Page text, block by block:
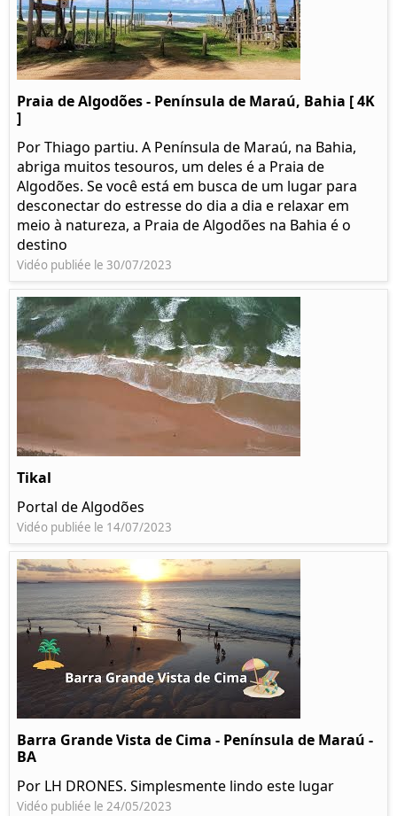
Praia de Algodões - Península de Maraú, Bahia [ 4K
]
Por Thiago partiu. A Península de Maraú, na Bahia,
abriga muitos tesouros, um deles é a Praia de
Algodões. Se você está em busca de um lugar para
desconectar do estresse do dia a dia e relaxar em
meio à natureza, a Praia de Algodões na Bahia é o
destino
Vidéo publiée le 30/07/2023
Tikal
Portal de Algodões
Vidéo publiée le 14/07/2023
Barra Grande Vista de Cima - Península de Maraú -
BA
Por LH DRONES. Simplesmente lindo este lugar
Vidéo publiée le 24/05/2023